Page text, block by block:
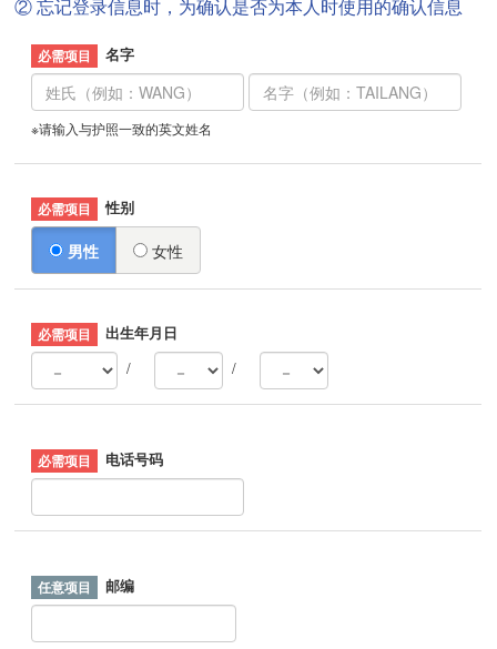
② 忘记登录信息时，为确认是否为本人时使用的确认信息
名字
※请输入与护照一致的英文姓名
性别
男性 女性
出生年月日
/
/
电话号码
邮编